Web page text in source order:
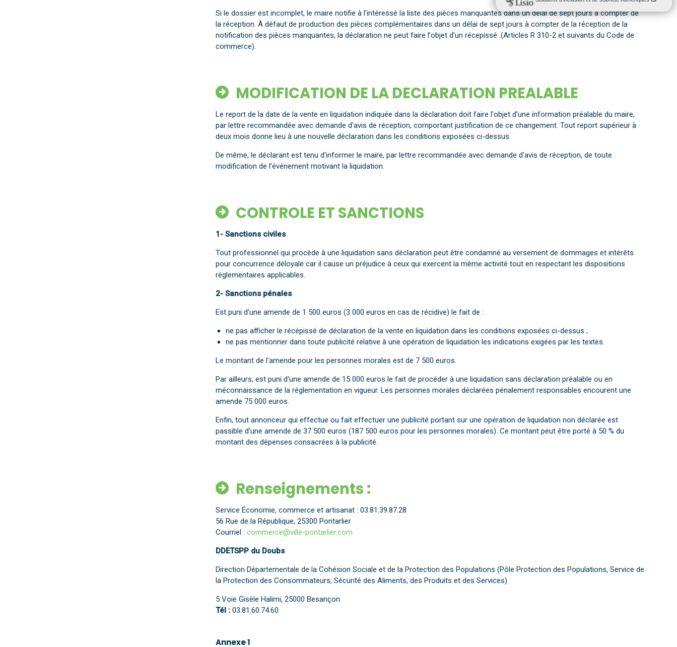
Si le dossier est incomplet, le maire notifie à l'intéressé la liste des pièces manquantes dans un délai de sept jours à compter de
la réception. À défaut de production des pièces complémentaires dans un délai de sept jours à compter de la réception de la
notification des pièces manquantes, la déclaration ne peut faire l'objet d'un récepissé .(Articles R 310-2 et suivants du Code de
commerce).
MODIFICATION DE LA DECLARATION PREALABLE
Le report de la date de la vente en liquidation indiquée dans la déclaration doit faire l'objet d'une information préalable du maire,
par lettre recommandée avec demande d'avis de réception, comportant justification de ce changement. Tout report supérieur à
deux mois donne lieu à une nouvelle déclaration dans les conditions exposées ci-dessus.
De même, le déclarant est tenu d'informer le maire, par lettre recommandée avec demande d'avis de réception, de toute
modification de l'événement motivant la liquidation.
CONTROLE ET SANCTIONS
1- Sanctions civiles
Tout professionnel qui procède à une liquidation sans déclaration peut être condamné au versement de dommages et intérêts
pour concurrence déloyale car il cause un préjudice à ceux qui exercent la même activité tout en respectant les dispositions
réglementaires applicables.
2- Sanctions pénales
Est puni d'une amende de 1 500 euros (3 000 euros en cas de récidive) le fait de :
ne pas afficher le récépissé de déclaration de la vente en liquidation dans les conditions exposées ci-dessus ;
ne pas mentionner dans toute publicité relative à une opération de liquidation les indications exigées par les textes.
Le montant de l'amende pour les personnes morales est de 7 500 euros.
Par ailleurs, est puni d'une amende de 15 000 euros le fait de procéder à une liquidation sans déclaration préalable ou en
méconnaissance de la réglementation en vigueur. Les personnes morales déclarées pénalement responsables encourent une
amende 75 000 euros.
Enfin, tout annonceur qui effectue ou fait effectuer une publicité portant sur une opération de liquidation non déclarée est
passible d'une amende de 37 500 euros (187 500 euros pour les personnes morales). Ce montant peut être porté à 50 % du
montant des dépenses consacrées à la publicité.
Renseignements :
Service Économie, commerce et artisanat : 03.81.39.87.28
56 Rue de la République, 25300 Pontarlier
Courriel : commerce@ville-pontarlier.com
DDETSPP du Doubs
Direction Départementale de la Cohésion Sociale et de la Protection des Populations (Pôle Protection des Populations, Service de
la Protection des Consommateurs, Sécurité des Aliments, des Produits et des Services)
5 Voie Gisèle Halimi, 25000 Besançon
Tél : 03.81.60.74.60
Annexe 1